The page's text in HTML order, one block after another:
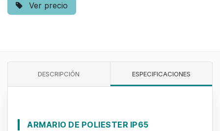
Ver precio
DESCRIPCIÓN ESPECIFICACIONES
ARMARIO DE POLIESTER IP65